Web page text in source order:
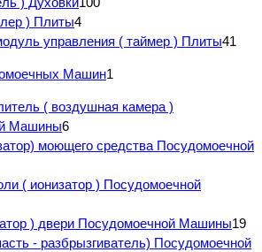
) Плиты4
управления ( таймер ) Плиты41
Машин1
( воздушная камера )
Машины6
моющего средства Посудомоечной
( ионизатор ) Посудомоечной
) двери Посудомоечной Машины19
- разбрызгиватель) Посудомоечной